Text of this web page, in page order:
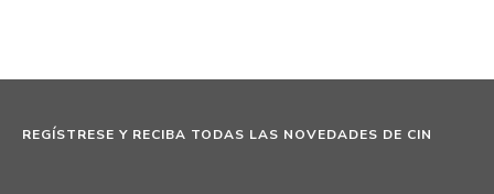
REGÍSTRESE Y RECIBA TODAS LAS NOVEDADES DE CIN